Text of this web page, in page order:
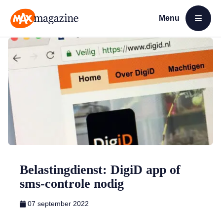
Menu
Open menu
Belastingdienst: DigiD app of
sms-controle nodig
07 september 2022